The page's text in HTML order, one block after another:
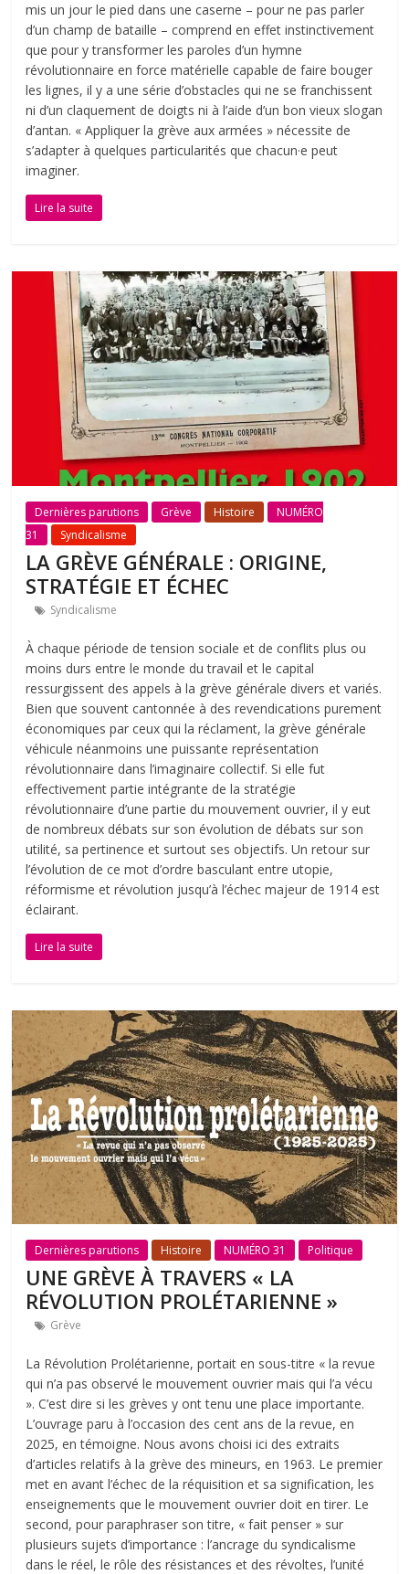
mis un jour le pied dans une caserne – pour ne pas parler
d’un champ de bataille – comprend en effet instinctivement
que pour y transformer les paroles d’un hymne
révolutionnaire en force matérielle capable de faire bouger
les lignes, il y a une série d’obstacles qui ne se franchissent
ni d’un claquement de doigts ni à l’aide d’un bon vieux slogan
d’antan. « Appliquer la grève aux armées » nécessite de
s’adapter à quelques particularités que chacun·e peut
imaginer.
Lire la suite
Dernières parutions Grève Histoire
NUMÉRO
31
Syndicalisme
LA GRÈVE GÉNÉRALE : ORIGINE,
STRATÉGIE ET ÉCHEC
Syndicalisme
À chaque période de tension sociale et de conflits plus ou
moins durs entre le monde du travail et le capital
ressurgissent des appels à la grève générale divers et variés.
Bien que souvent cantonnée à des revendications purement
économiques par ceux qui la réclament, la grève générale
véhicule néanmoins une puissante représentation
révolutionnaire dans l’imaginaire collectif. Si elle fut
effectivement partie intégrante de la stratégie
révolutionnaire d’une partie du mouvement ouvrier, il y eut
de nombreux débats sur son évolution de débats sur son
utilité, sa pertinence et surtout ses objectifs. Un retour sur
l’évolution de ce mot d’ordre basculant entre utopie,
réformisme et révolution jusqu’à l’échec majeur de 1914 est
éclairant.
Lire la suite
Dernières parutions Histoire NUMÉRO 31 Politique
UNE GRÈVE À TRAVERS « LA
RÉVOLUTION PROLÉTARIENNE »
Grève
La Révolution Prolétarienne, portait en sous-titre « la revue
qui n’a pas observé le mouvement ouvrier mais qui l’a vécu
». C’est dire si les grèves y ont tenu une place importante.
L’ouvrage paru à l’occasion des cent ans de la revue, en
2025, en témoigne. Nous avons choisi ici des extraits
d’articles relatifs à la grève des mineurs, en 1963. Le premier
met en avant l’échec de la réquisition et sa signification, les
enseignements que le mouvement ouvrier doit en tirer. Le
second, pour paraphraser son titre, « fait penser » sur
plusieurs sujets d’importance : l’ancrage du syndicalisme
dans le réel, le rôle des résistances et des révoltes, l’unité